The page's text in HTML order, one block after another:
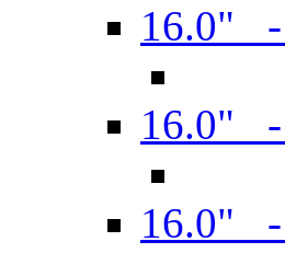
16.0"
16.0" -
16.0"